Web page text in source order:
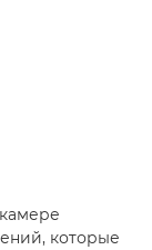
которые